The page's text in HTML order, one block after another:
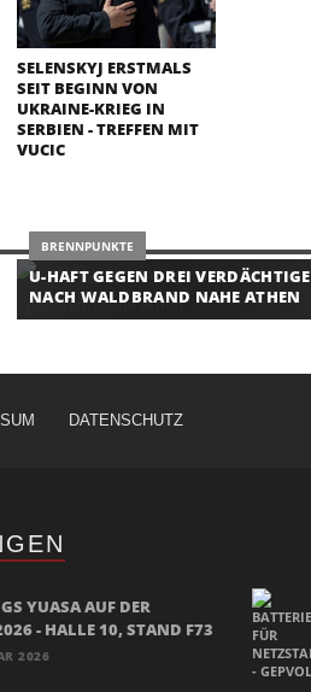
SELENSKYJ ERSTMALS
SEIT BEGINN VON
UKRAINE-KRIEG IN
SERBIEN - TREFFEN MIT
VUCIC
BRENNPUNKTE
U-HAFT GEGEN DREI VERDÄCHTIGE
NACH WALDBRAND NAHE ATHEN
DATENSCHUTZ
YUASA AUF DER
- HALLE 10, STAND F73
2026